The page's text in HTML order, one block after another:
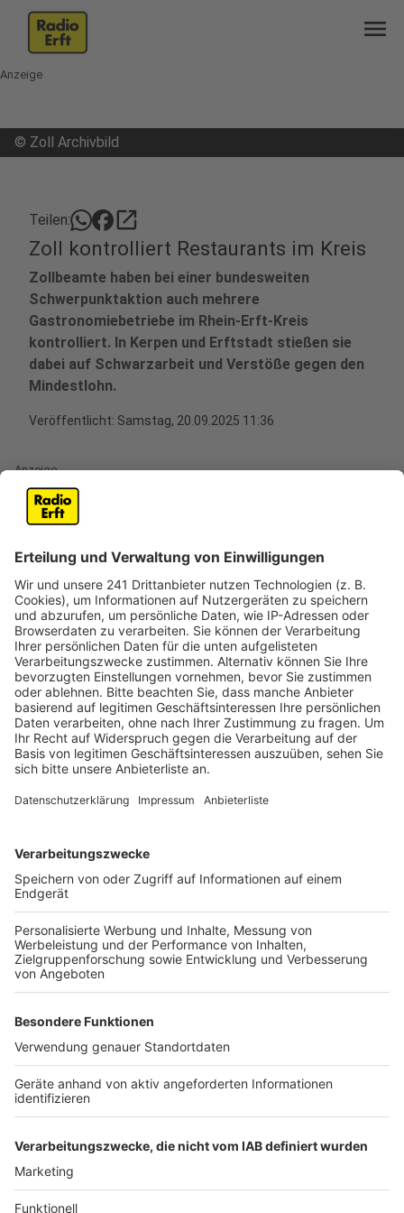
menu
Anzeige
© Zoll Archivbild
Teilen: open_in_new
Zoll kontrolliert Restaurants im Kreis
Zollbeamte haben bei einer bundesweiten
Schwerpunktaktion auch mehrere
Gastronomiebetriebe im Rhein-Erft-Kreis
kontrolliert. In Kerpen und Erftstadt stießen sie
dabei auf Schwarzarbeit und Verstöße gegen den
Mindestlohn.
Veröffentlicht: Samstag, 20.09.2025 11:36
Anzeige
hat der Zoll am Donnerstag (18. September)
Gastronomiebetriebe im Rhein-Erft-Kreis und der
Region kontrolliert. Insgesamt wurden 38 Betriebe und
mehr als 180 Beschäftigte überprüft.
Im Fokus standen auch zwei Restaurants in Kerpen
und Erftstadt. In Erftstadt entdeckten die Beamten
einen Mann aus Vietnam, der illegal beschäftigt war. In
Kerpen ergaben die Kontrollen Hinweise auf
Schwarzarbeit und Verstöße gegen den Mindestlohn.
Auch in Köln stießen die Zollbeamten auf mehrere
Fälle von illegaler Beschäftigung. Gegen die
eingeleitet.
Anzeige
Weitere Themen von Rhein und Erft
Anzeige
Außengastronomie am Brüsseler Platz darf länger
öffnen
Unbekannter überfällt Apotheke in Brühl
Anzeige